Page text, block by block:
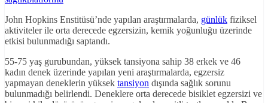
John Hopkins Enstitüsü’nde yapılan araştırmalarda, günlük fiziksel
aktiviteler ile orta derecede egzersizin, kemik yoğunluğu üzerinde
etkisi bulunmadığı saptandı.
55-75 yaş gurubundan, yüksek tansiyona sahip 38 erkek ve 46
kadın denek üzerinde yapılan yeni araştırmalarda, egzersiz
yapmayan deneklerin yüksek tansiyon dışında sağlık sorunu
bulunmadığı belirlendi. Deneklere orta derecede bisiklet egzersizi ve